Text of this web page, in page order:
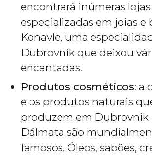
encontrará inúmeras lojas
especializadas em joias e
Konavle, uma
Dubrovnik que deixou
encantadas.
Produtos cosméticos: a
e os produtos naturais
produzem em Dubrovnik
Dálmata são
famosos. Óleos, sabões,